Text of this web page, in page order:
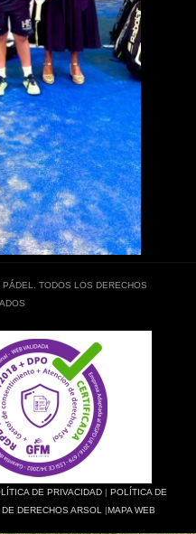
TODOS LOS DERECHOS
DE PRIVACIDAD | POLÍTICA DE
DERECHOS ARSOL |MAPA WEB